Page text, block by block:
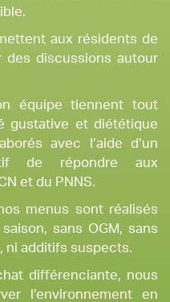
aux résidents de
discussions autour
équipe tiennent tout
gustative et diététique
avec l’aide d’un
de répondre aux
et du PNNS.
menus sont réalisés
sans OGM, sans
ni additifs suspects.
différenciante, nous
l’environnement en